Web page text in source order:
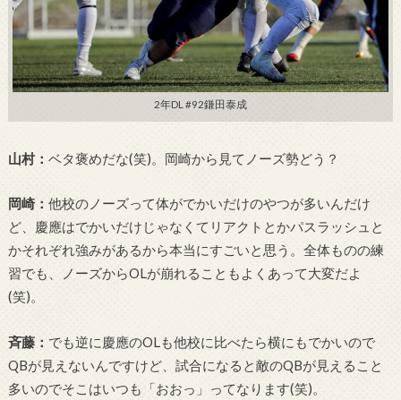
2年DL #92鎌田泰成
山村： ベタ褒めだな(笑)。岡崎から見てノーズ勢どう？
岡崎： 他校のノーズって体がでかいだけのやつが多いんだけ
ど、慶應はでかいだけじゃなくてリアクトとかパスラッシュと
かそれぞれ強みがあるから本当にすごいと思う。全体ものの練
習でも、ノーズからOLが崩れることもよくあって大変だよ
(笑)。
斉藤： でも逆に慶應のOLも他校に比べたら横にもでかいので
QBが見えないんですけど、試合になると敵のQBが見えること
多いのでそこはいつも「おおっ」ってなります(笑)。